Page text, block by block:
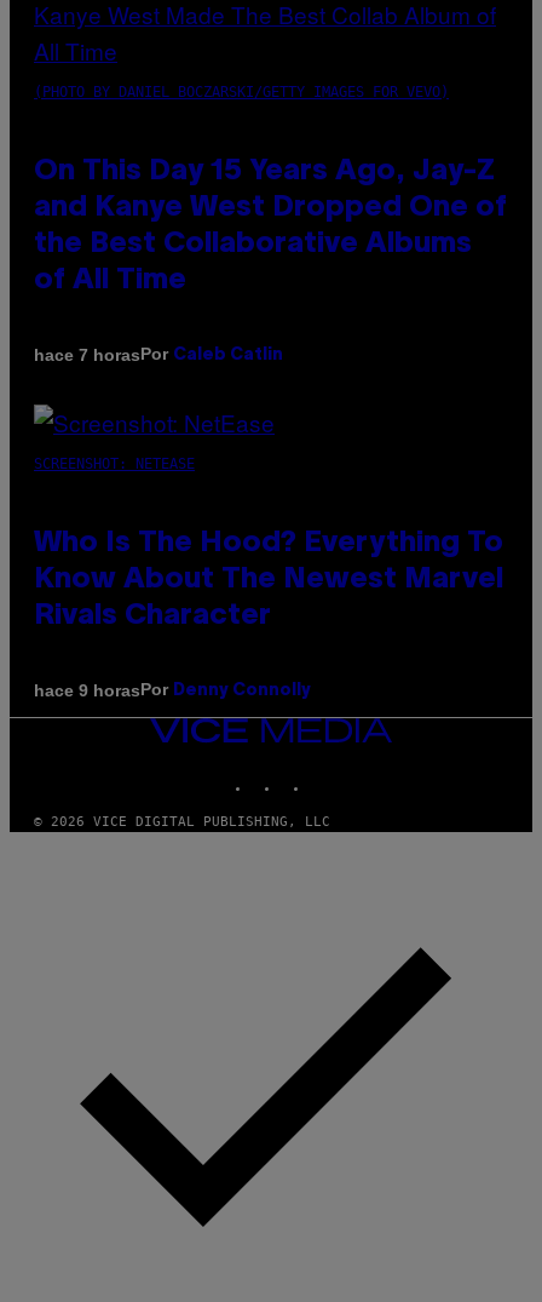
(PHOTO BY DANIEL BOCZARSKI/GETTY IMAGES FOR VEVO)
On This Day 15 Years Ago, Jay-Z
and Kanye West Dropped One of
the Best Collaborative Albums
of All Time
hace 7 horasPor Caleb Catlin
SCREENSHOT: NETEASE
Who Is The Hood? Everything To
Know About The Newest Marvel
Rivals Character
hace 9 horasPor Denny Connolly
VICE
© 2026 VICE DIGITAL PUBLISHING, LLC